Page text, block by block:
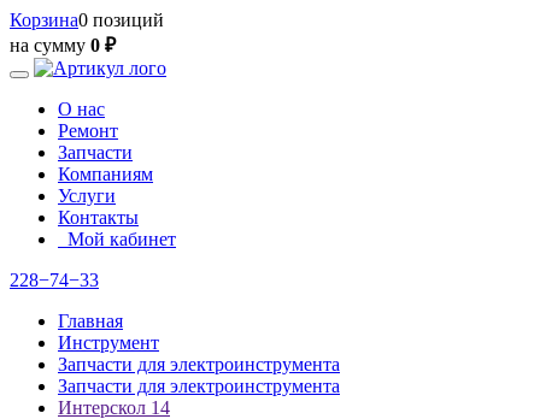
Корзина0 позиций
на сумму 0 ₽
О нас
Ремонт
Запчасти
Компаниям
Услуги
Контакты
Мой кабинет
228−74−33
Главная
Инструмент
Запчасти для электроинструмента
Запчасти для электроинструмента
Интерскол 14